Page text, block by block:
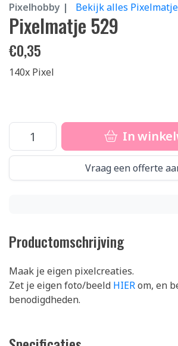
Pixelhobby | Bekijk alles Pixelmatje
Pixelmatje 529
€0,35
140x Pixel
In
Vraag een offerte
Productomschrijving
Maak je eigen pixelcreaties.
Zet je eigen foto/beeld HIERom, en
benodigdheden.